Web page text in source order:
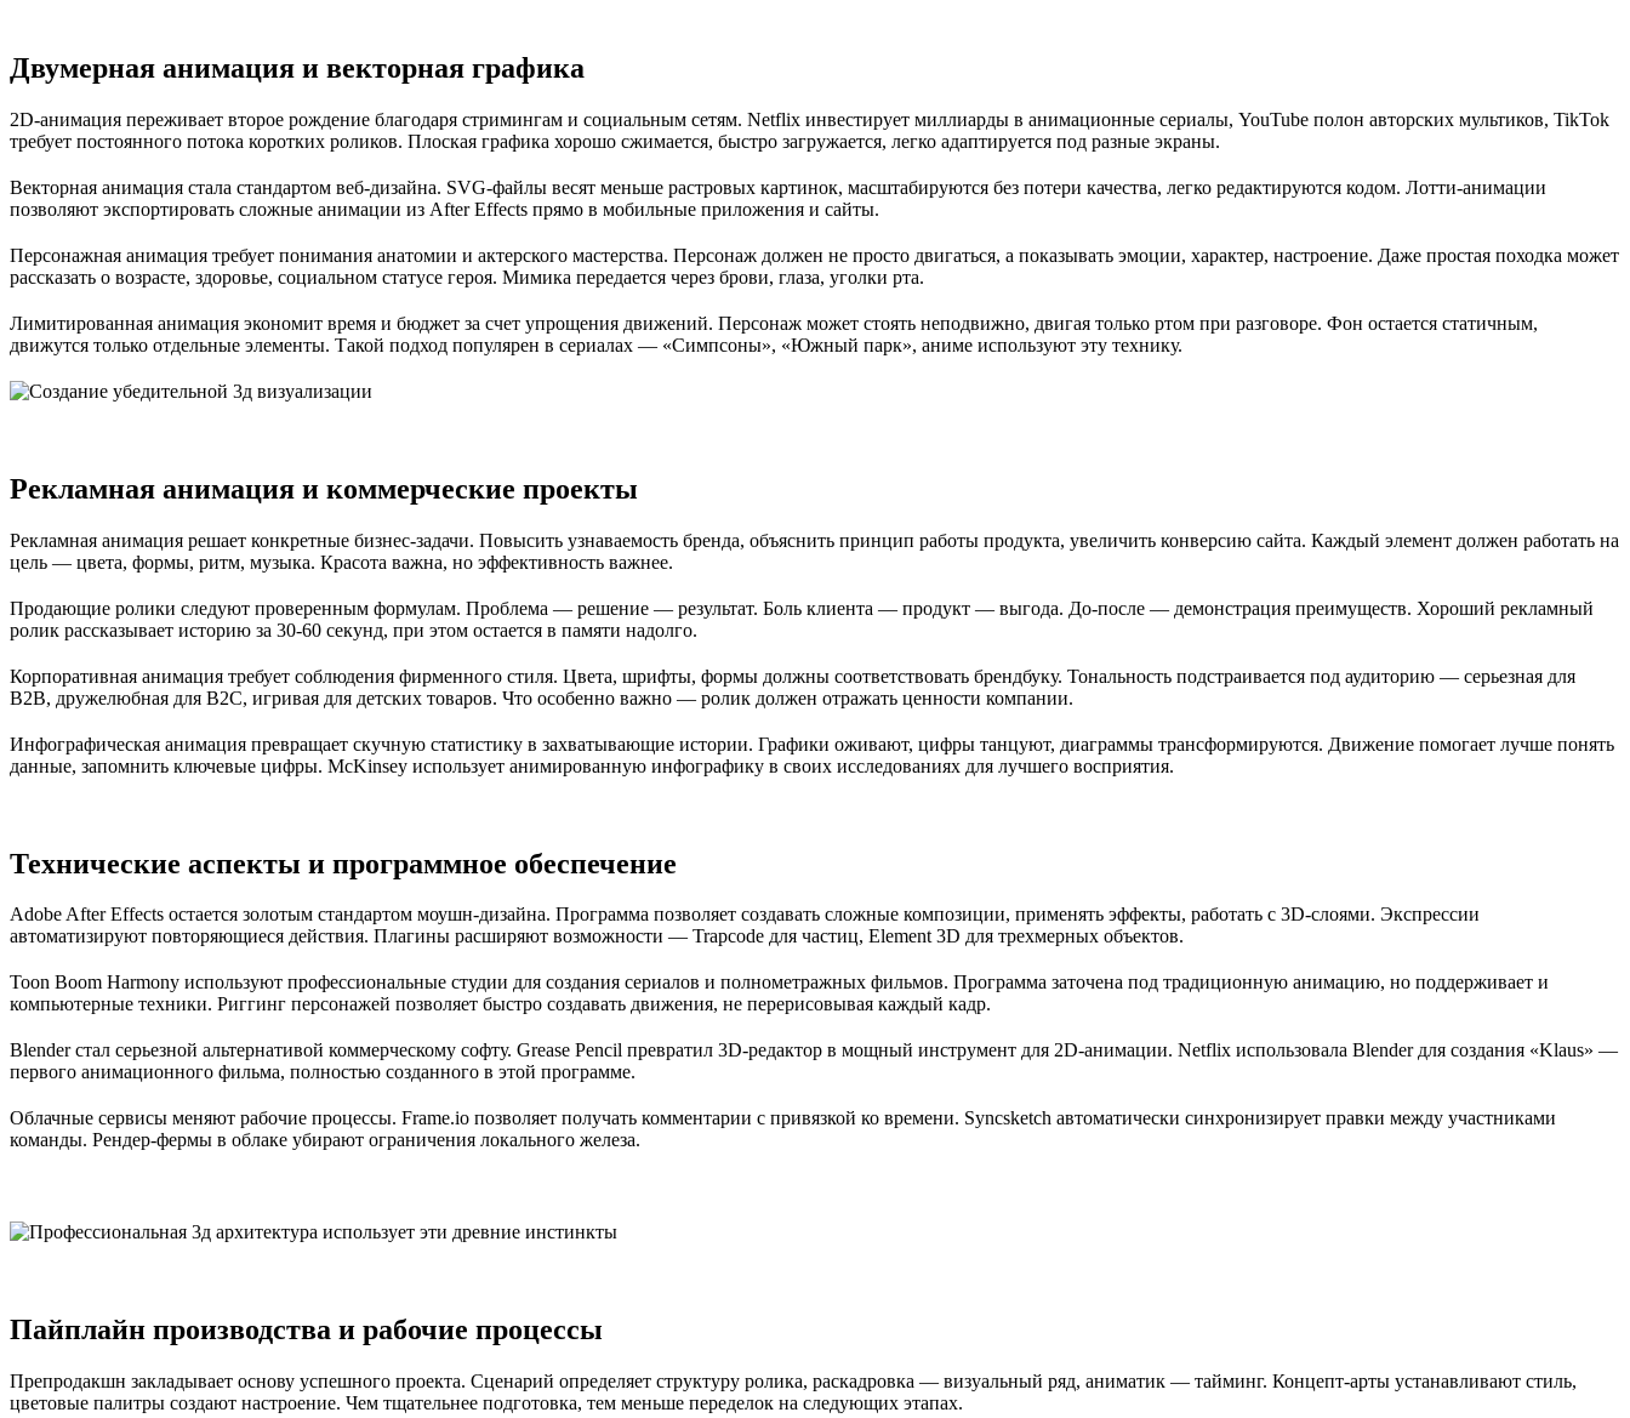
Двумерная анимация и векторная графика
2D-анимация переживает второе рождение благодаря стримингам и социальным сетям. Netflix инвестирует миллиарды в анимационные сериалы, YouTube полон авторских мультиков, TikTok
требует постоянного потока коротких роликов. Плоская графика хорошо сжимается, быстро загружается, легко адаптируется под разные экраны.
Векторная анимация стала стандартом веб-дизайна. SVG-файлы весят меньше растровых картинок, масштабируются без потери качества, легко редактируются кодом. Лотти-анимации
позволяют экспортировать сложные анимации из After Effects прямо в мобильные приложения и сайты.
Персонажная анимация требует понимания анатомии и актерского мастерства. Персонаж должен не просто двигаться, а показывать эмоции, характер, настроение. Даже простая походка может
рассказать о возрасте, здоровье, социальном статусе героя. Мимика передается через брови, глаза, уголки рта.
Лимитированная анимация экономит время и бюджет за счет упрощения движений. Персонаж может стоять неподвижно, двигая только ртом при разговоре. Фон остается статичным,
движутся только отдельные элементы. Такой подход популярен в сериалах — «Симпсоны», «Южный парк», аниме используют эту технику.
Рекламная анимация и коммерческие проекты
Рекламная анимация решает конкретные бизнес-задачи. Повысить узнаваемость бренда, объяснить принцип работы продукта, увеличить конверсию сайта. Каждый элемент должен работать на
цель — цвета, формы, ритм, музыка. Красота важна, но эффективность важнее.
Продающие ролики следуют проверенным формулам. Проблема — решение — результат. Боль клиента — продукт — выгода. До-после — демонстрация преимуществ. Хороший рекламный
ролик рассказывает историю за 30-60 секунд, при этом остается в памяти надолго.
Корпоративная анимация требует соблюдения фирменного стиля. Цвета, шрифты, формы должны соответствовать брендбуку. Тональность подстраивается под аудиторию — серьезная для
B2B, дружелюбная для B2C, игривая для детских товаров. Что особенно важно — ролик должен отражать ценности компании.
Инфографическая анимация превращает скучную статистику в захватывающие истории. Графики оживают, цифры танцуют, диаграммы трансформируются. Движение помогает лучше понять
данные, запомнить ключевые цифры. McKinsey использует анимированную инфографику в своих исследованиях для лучшего восприятия.
Технические аспекты и программное обеспечение
Adobe After Effects остается золотым стандартом моушн-дизайна. Программа позволяет создавать сложные композиции, применять эффекты, работать с 3D-слоями. Экспрессии
автоматизируют повторяющиеся действия. Плагины расширяют возможности — Trapcode для частиц, Element 3D для трехмерных объектов.
Toon Boom Harmony используют профессиональные студии для создания сериалов и полнометражных фильмов. Программа заточена под традиционную анимацию, но поддерживает и
компьютерные техники. Риггинг персонажей позволяет быстро создавать движения, не перерисовывая каждый кадр.
Blender стал серьезной альтернативой коммерческому софту. Grease Pencil превратил 3D-редактор в мощный инструмент для 2D-анимации. Netflix использовала Blender для создания «Klaus» —
первого анимационного фильма, полностью созданного в этой программе.
Облачные сервисы меняют рабочие процессы. Frame.io позволяет получать комментарии с привязкой ко времени. Syncsketch автоматически синхронизирует правки между участниками
команды. Рендер-фермы в облаке убирают ограничения локального железа.
Пайплайн производства и рабочие процессы
Препродакшн закладывает основу успешного проекта. Сценарий определяет структуру ролика, раскадровка — визуальный ряд, аниматик — тайминг. Концепт-арты устанавливают стиль,
цветовые палитры создают настроение. Чем тщательнее подготовка, тем меньше переделок на следующих этапах.